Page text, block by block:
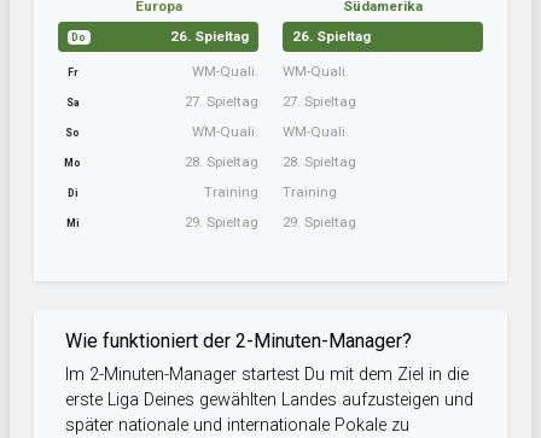
Europa
Do 26. Spieltag
Fr WM-Quali.
Sa 27. Spieltag
So WM-Quali.
Mo 28. Spieltag
Di Training
Mi 29. Spieltag
Südamerika
26. Spieltag
WM-Quali.
27. Spieltag
WM-Quali.
28. Spieltag
Training
29. Spieltag
Wie funktioniert der 2-Minuten-Manager?
Im 2-Minuten-Manager startest Du mit dem Ziel in die
erste Liga Deines gewählten Landes aufzusteigen und
später nationale und internationale Pokale zu